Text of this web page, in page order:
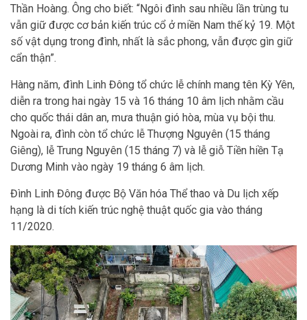
Thần Hoàng. Ông cho biết: “Ngôi đình sau nhiều lần trùng tu
vẫn giữ được cơ bản kiến trúc cổ ở miền Nam thế kỷ 19. Một
số vật dụng trong đình, nhất là sắc phong, vẫn được gìn giữ
cẩn thận”.
Hàng năm, đình Linh Đông tổ chức lễ chính mang tên Kỳ Yên,
diễn ra trong hai ngày 15 và 16 tháng 10 âm lịch nhằm cầu
cho quốc thái dân an, mưa thuận gió hòa, mùa vụ bội thu.
Ngoài ra, đình còn tổ chức lễ Thượng Nguyên (15 tháng
Giêng), lễ Trung Nguyên (15 tháng 7) và lễ giỗ Tiền hiền Tạ
Dương Minh vào ngày 19 tháng 6 âm lịch.
Đình Linh Đông được Bộ Văn hóa Thể thao và Du lịch xếp
hạng là di tích kiến trúc nghệ thuật quốc gia vào tháng
11/2020.